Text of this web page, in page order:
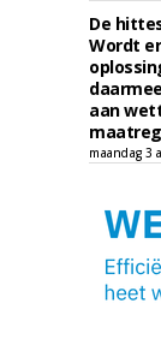
De
Wordt
aan
maandag 3